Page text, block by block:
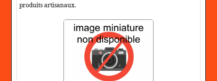
produits artisanaux.